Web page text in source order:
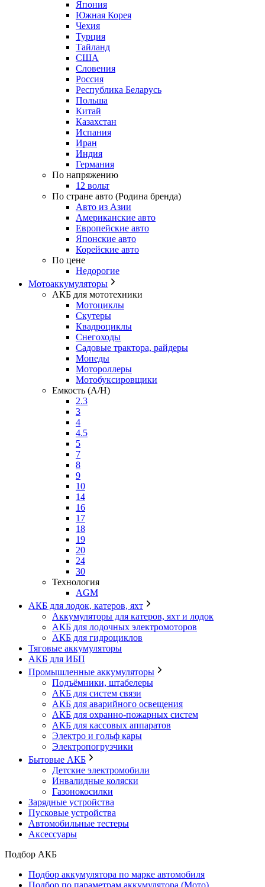
Япония
Южная Корея
Чехия
Турция
Тайланд
США
Словения
Россия
Республика Беларусь
Польша
Китай
Казахстан
Испания
Иран
Индия
Германия
По напряжению
12 вольт
По стране авто (Родина бренда)
Авто из Азии
Американские авто
Европейские авто
Японские авто
Корейские авто
По цене
Недорогие
Мотоаккумуляторы
АКБ для мототехники
Мотоциклы
Скутеры
Квадроциклы
Снегоходы
Садовые трактора, райдеры
Мопеды
Мотороллеры
Мотобуксировщики
Емкость (A/H)
2.3
3
4
4.5
5
7
8
9
10
14
16
17
18
19
20
24
30
Технология
AGM
АКБ для лодок, катеров, яхт
Аккумуляторы для катеров, яхт и лодок
АКБ для лодочных электромоторов
АКБ для гидроциклов
Тяговые аккумуляторы
АКБ для ИБП
Промышленные аккумуляторы
Подъёмники, штабелеры
АКБ для систем связи
АКБ для аварийного освещения
АКБ для охранно-пожарных систем
АКБ для кассовых аппаратов
Электро и гольф кары
Электропогрузчики
Бытовые АКБ
Детские электромобили
Инвалидные коляски
Газонокосилки
Зарядные устройства
Пусковые устройства
Автомобильные тестеры
Аксессуары
Подбор АКБ
Подбор аккумулятора по марке автомобиля
Подбор по параметрам аккумулятора (Мото)